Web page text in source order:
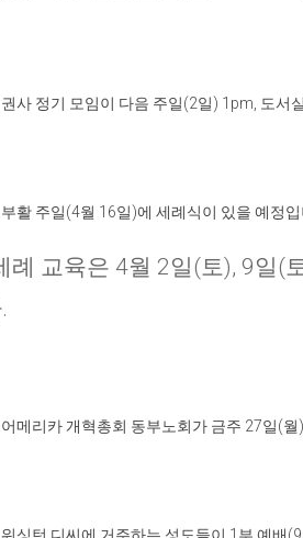
권사 정기 모임이 다음 주일(2일) 1pm, 도서
부활 주일(4월 16일)에 세례식이 있을 예정
례 교육은 4월 2일(토), 9일(
.
어메리카 개혁총회 동부노회가 금주 27일(월